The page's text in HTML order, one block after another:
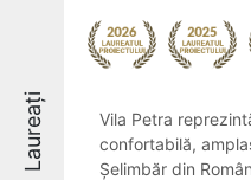
Laureați
Vila Petra
confortabilă,
Șelimbăr din